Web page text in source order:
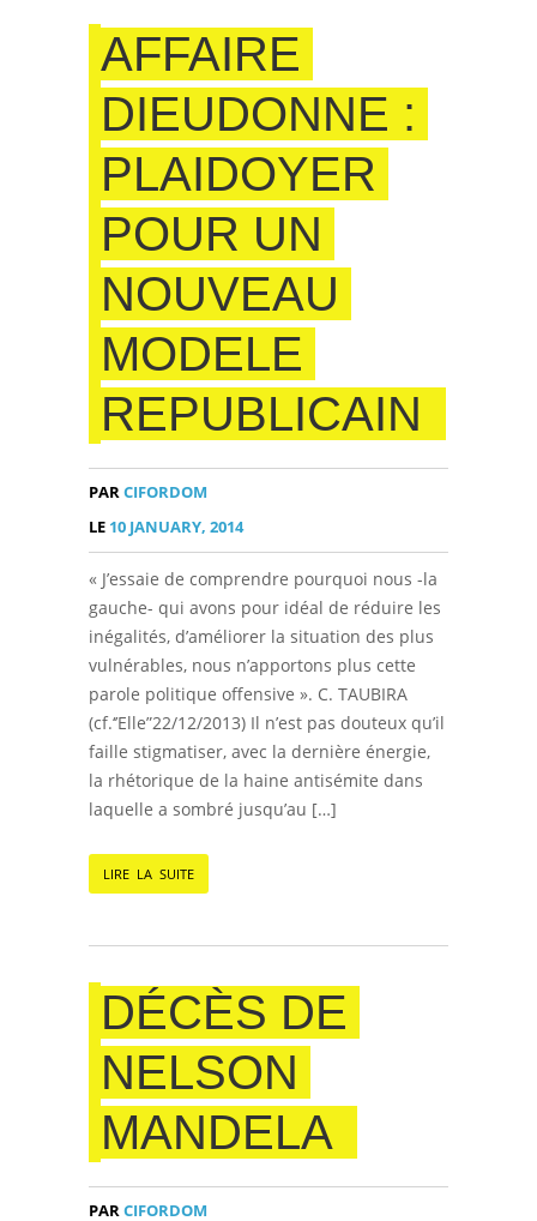
AFFAIRE
DIEUDONNE :
PLAIDOYER
POUR UN
NOUVEAU
MODELE
REPUBLICAIN
PARCIFORDOM
LE 10 JANUARY, 2014
« J’essaie de comprendre pourquoi nous -la
gauche- qui avons pour idéal de réduire les
inégalités, d’améliorer la situation des plus
vulnérables, nous n’apportons plus cette
parole politique offensive ». C. TAUBIRA
(cf.‘’Elle”22/12/2013) Il n’est pas douteux qu’il
faille stigmatiser, avec la dernière énergie,
la rhétorique de la haine antisémite dans
laquelle a sombré jusqu’au […]
LIRE LA SUITE
DÉCÈS DE
NELSON
MANDELA
PARCIFORDOM